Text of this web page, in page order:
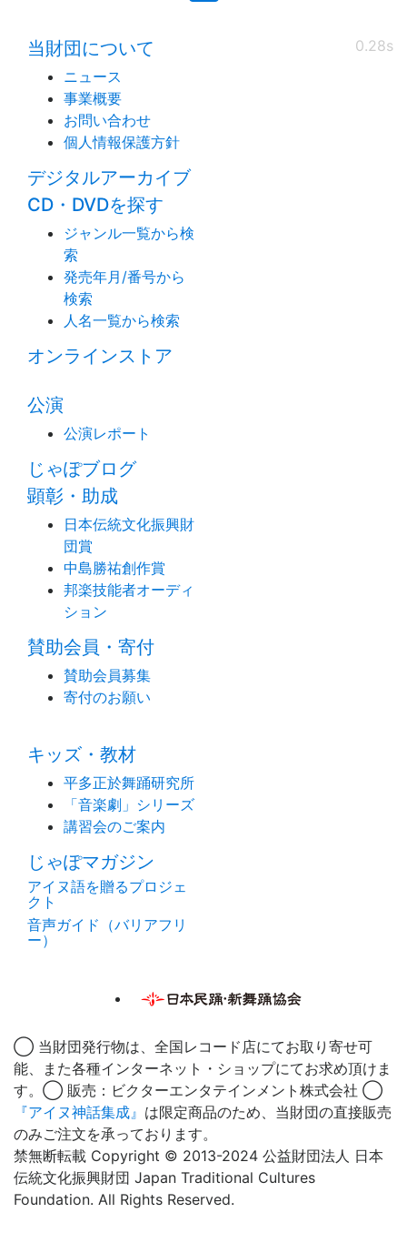
0.28s
当財団について
ニュース
事業概要
お問い合わせ
個人情報保護方針
デジタルアーカイブ
CD・DVDを探す
ジャンル一覧から検
索
発売年月/番号から
検索
人名一覧から検索
オンラインストア
公演
公演レポート
じゃぽブログ
顕彰・助成
日本伝統文化振興財
団賞
中島勝祐創作賞
邦楽技能者オーディ
ション
賛助会員・寄付
賛助会員募集
寄付のお願い
キッズ・教材
平多正於舞踊研究所
「音楽劇」シリーズ
講習会のご案内
じゃぽマガジン
アイヌ語を贈るプロジェ
クト
音声ガイド（バリアフリ
ー）
◯ 当財団発行物は、全国レコード店にてお取り寄せ可
能、また各種インターネット・ショップにてお求め頂けま
す。◯ 販売：ビクターエンタテインメント株式会社 ◯
『アイヌ神話集成』 は限定商品のため、当財団の直接販売
のみご注文を承っております。
禁無断転載 Copyright © 2013-2024 公益財団法人 日本
伝統文化振興財団 Japan Traditional Cultures
Foundation. All Rights Reserved.